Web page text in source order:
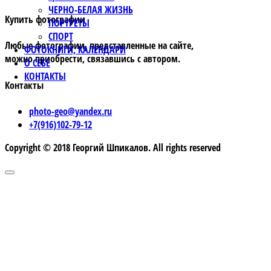
ЧЕРНО-БЕЛАЯ ЖИЗНЬ
ПОРТРЕТЫ
СПОРТ
ФОТОКНИГИ, КАЛЕНДАРИ
О СЕБЕ
КОНТАКТЫ
Купить фотографии
Любые фотографии, представленные на сайте,
можно приобрести, связавшись с автором.
Контакты
photo-geo@yandex.ru
+7(916)102-79-12
Copyright © 2018 Георгий Шпикалов. All rights reserved